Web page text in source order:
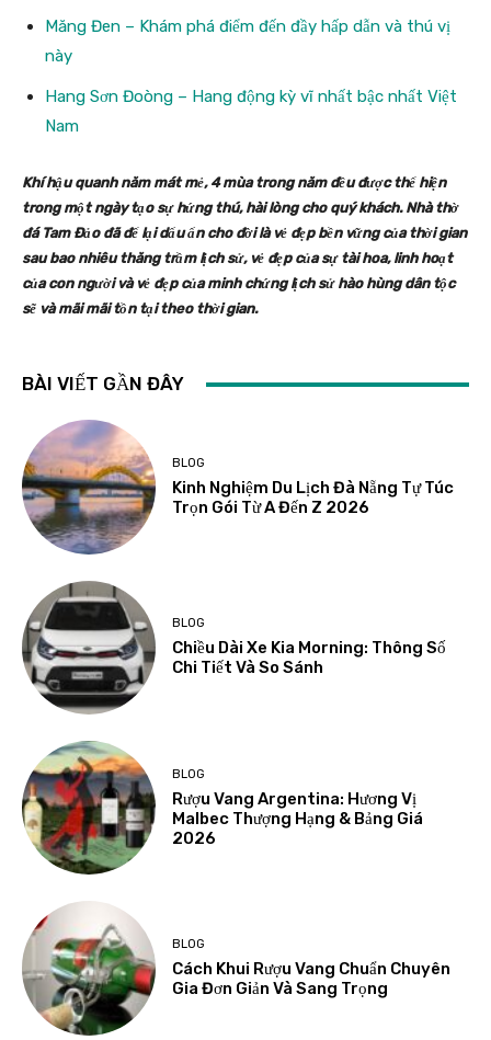
Măng Đen – Khám phá điểm đến đầy hấp dẫn và thú vị
này
Hang Sơn Đoòng – Hang động kỳ vĩ nhất bậc nhất Việt
Nam
Khí hậu quanh năm mát mẻ, 4 mùa trong năm đều được thể hiện
trong một ngày tạo sự hứng thú, hài lòng cho quý khách. Nhà thờ
đá Tam Đảo đã để lại dấu ấn cho đời là vẻ đẹp bền vững của thời gian
sau bao nhiêu thăng trầm lịch sử, vẻ đẹp của sự tài hoa, linh hoạt
của con người và vẻ đẹp của minh chứng lịch sử hào hùng dân tộc
sẽ và mãi mãi tồn tại theo thời gian.
BÀI VIẾT GẦN ĐÂY
BLOG
Kinh Nghiệm Du Lịch Đà Nẵng Tự Túc
Trọn Gói Từ A Đến Z 2026
BLOG
Chiều Dài Xe Kia Morning: Thông Số
Chi Tiết Và So Sánh
BLOG
Rượu Vang Argentina: Hương Vị
Malbec Thượng Hạng & Bảng Giá
2026
BLOG
Cách Khui Rượu Vang Chuẩn Chuyên
Gia Đơn Giản Và Sang Trọng